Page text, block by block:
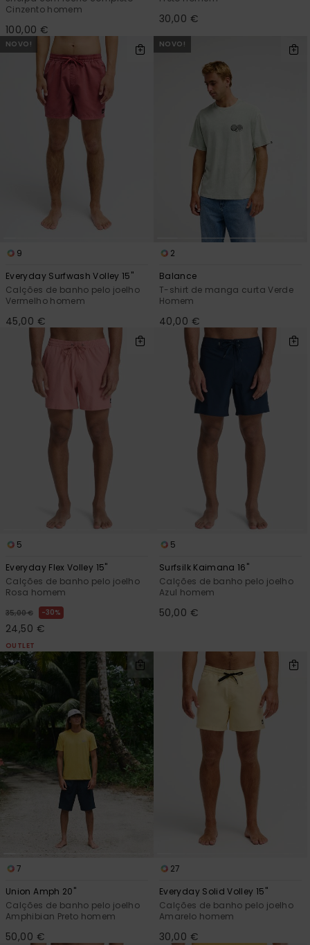
Cinzento homem
100,00 €
30,00 €
NOVO!
9
Everyday Surfwash Volley 15"
Calções de banho pelo joelho
Vermelho homem
45,00 €
NOVO!
2
Balance
T-shirt de manga curta Verde
Homem
40,00 €
5
Everyday Flex Volley 15"
Calções de banho pelo joelho
Rosa homem
35,00 € 30%
24,50 €
OUTLET
5
Surfsilk Kaimana 16"
Calções de banho pelo joelho
Azul homem
50,00 €
7
Union Amph 20"
Calções de banho pelo joelho
Amphibian Preto homem
50,00 €
27
Everyday Solid Volley 15"
Calções de banho pelo joelho
Amarelo homem
30,00 €